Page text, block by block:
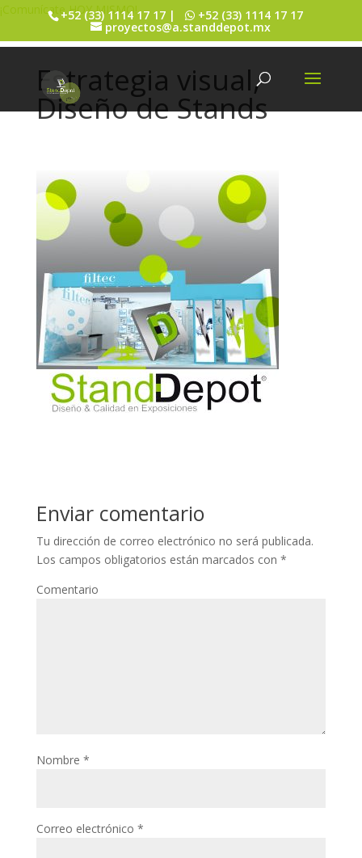
¡Comunícate HOY MISMO!
+52 (33) 1114 17 17 | +52 (33) 1114 17 17
proyectos@a.standdepot.mx
Estrategia visual,
Diseño de Stands
Enviar comentario
Tu dirección de correo electrónico no será publicada.
Los campos obligatorios están marcados con *
Comentario
Nombre *
Correo electrónico *